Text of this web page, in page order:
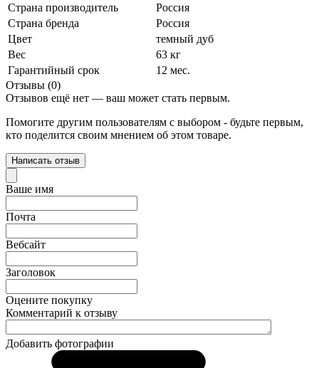
Страна производитель
Россия
Страна бренда
Россия
Цвет
темный дуб
Вес
63 кг
Гарантийный срок
12 мес.
Отзывы (0)
Отзывов ещё нет — ваш может стать первым.
Помогите другим пользователям с выбором - будьте первым,
кто поделится своим мнением об этом товаре.
Написать отзыв
Ваше имя
Почта
Вебсайт
Заголовок
Оцените покупку
Комментарий к отзыву
Добавить фотографии